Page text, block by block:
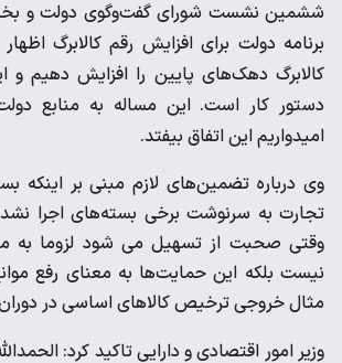
ششمین نشست شورای گفت‌وگوی دولت و
برنامه دولت برای افزایش رقم کالابرگ
کالابرگ دهک‌های پایین را افزایش دهیم و
دستور کار است. این مساله به منابع
امیدواریم این اتفاق بیفتد.
وی درباره تضمین‌های لازم مبنی بر اینکه
تجارت به سرنوشت برخی بسته‌های اجرا
وقتی صحبت از تسهیل می شود لزوما به
نیست بلکه این حمایت‌ها به معنای رفع
مثال خروجی ترخیص کالاهای اساسی در
وزیر امور اقتصادی و دارایی تاکید کرد: